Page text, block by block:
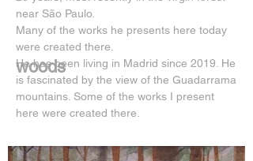
near São Paulo.
Many of the works he presents here today
were created there.
He has been living in Madrid since 2019. He
is fascinated by the view of the Guadarrama
mountains. Some of the works I present
here were created there.
woods